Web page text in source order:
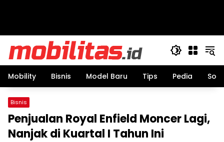
Mobility Bisnis Model Baru Tips Pedia
Bisnis
Penjualan Royal Enfield Moncer Lagi,
Nanjak di Kuartal I Tahun Ini